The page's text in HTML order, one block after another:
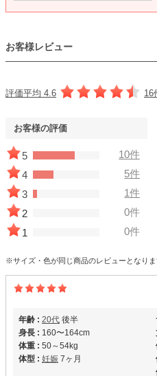
お客様レビュー
評価平均 4.6 16
お客様の評価
5
10件
4
5件
3
1件
2
0件
1
0件
※サイズ・色が同じ商品のレビューとなりま
年齢 : 20代 後半
身長 : 160〜164cm
体重 : 50～54kg
体型 : 妊娠 7ヶ月